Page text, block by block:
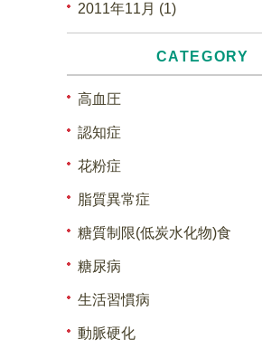
2011年11月 (1)
CATEGORY
高血圧
認知症
花粉症
脂質異常症
糖質制限(低炭水化物)食
糖尿病
生活習慣病
動脈硬化